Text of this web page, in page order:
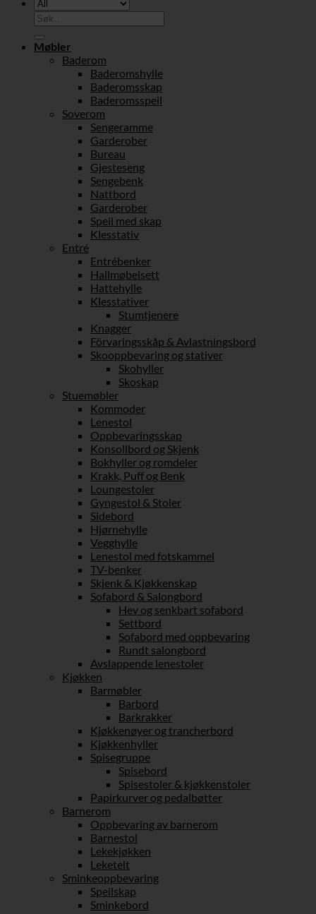
Søk
etter:
Møbler
Baderom
Baderomshylle
Baderomsskap
Baderomsspeil
Soverom
Sengeramme
Garderober
Bureau
Gjesteseng
Sengebenk
Nattbord
Garderober
Speil med skap
Klesstativ
Entré
Entrébenker
Hallmøbelsett
Hattehylle
Klesstativer
Stumtjenere
Knagger
Förvaringsskåp & Avlastningsbord
Skooppbevaring og stativer
Skohyller
Skoskap
Stuemøbler
Kommoder
Lenestol
Oppbevaringsskap
Konsollbord og Skjenk
Bokhyller og romdeler
Krakk, Puff og Benk
Loungestoler
Gyngestol & Stoler
Sidebord
Hjørnehylle
Vegghylle
Lenestol med fotskammel
TV-benker
Skjenk & Kjøkkenskap
Sofabord & Salongbord
Hev og senkbart sofabord
Settbord
Sofabord med oppbevaring
Rundt salongbord
Avslappende lenestoler
Kjøkken
Barmøbler
Barbord
Barkrakker
Kjøkkenøyer og trancherbord
Kjøkkenhyller
Spisegruppe
Spisebord
Spisestoler & kjøkkenstoler
Papirkurver og pedalbøtter
Barnerom
Oppbevaring av barnerom
Barnestol
Lekekjøkken
Leketelt
Sminkeoppbevaring
Speilskap
Sminkebord